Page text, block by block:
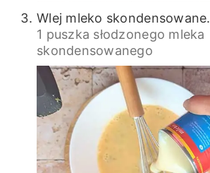
Wlej mleko skondensowane.
1 puszka słodzonego mleka
skondensowanego